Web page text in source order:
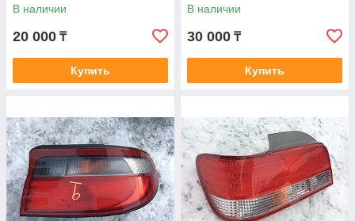
В наличии
20 000 ₸
Купить
В наличии
30 000 ₸
Купить